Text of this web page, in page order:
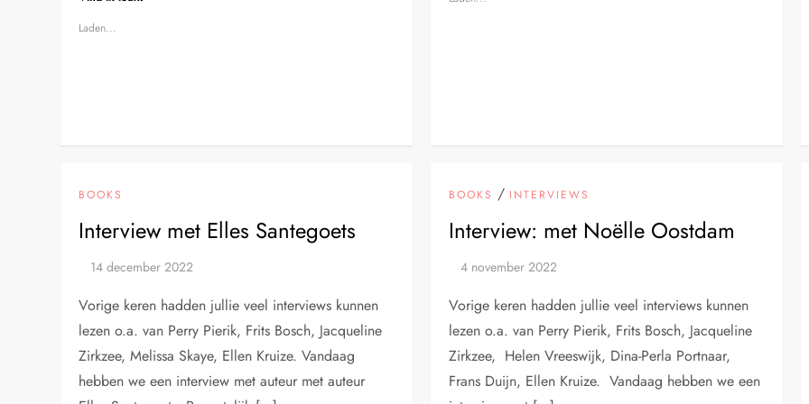
Laden...
BOOKS
Interview met Elles Santegoets
Vorige keren hadden jullie veel interviews kunnen
lezen o.a. van Perry Pierik, Frits Bosch, Jacqueline
Zirkzee, Melissa Skaye, Ellen Kruize. Vandaag
hebben we een interview met auteur met auteur
BOOKS / INTERVIEWS
Interview: met Noëlle Oostdam
Vorige keren hadden jullie veel interviews kunnen
lezen o.a. van Perry Pierik, Frits Bosch, Jacqueline
Zirkzee, Helen Vreeswijk, Dina-Perla Portnaar,
Frans Duijn, Ellen Kruize. Vandaag hebben we een